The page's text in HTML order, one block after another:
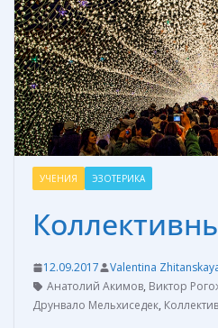
УЧЕНИЯ ЭЗОТЕРИКА
12.09.2017 Valentina
Анатолий Акимов, Виктор
Друнвало Мельхиседек,